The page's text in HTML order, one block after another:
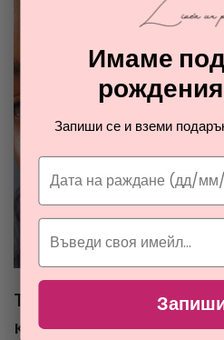
Тези четири
кожата ще бъдат
Имаме
Запиши се и вземи